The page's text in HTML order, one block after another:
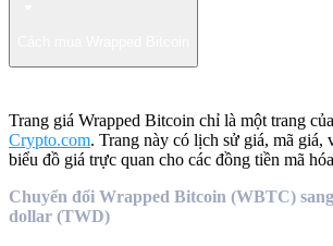
Trang giá Wrapped Bitcoin chỉ là một trang của
Crypto.com. Trang này có lịch sử giá, mã giá,
biểu đồ giá trực quan cho các đồng tiền mã
Chuyển đổi Wrapped Bitcoin (WBTC)
dollar (TWD)